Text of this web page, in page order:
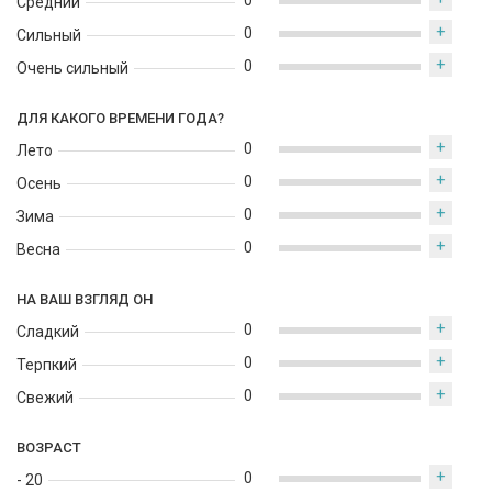
Сильный
Очень сильный
0 +
0 +
ДЛЯ КАКОГО ВРЕМЕНИ ГОДА?
Лето
Осень
Зима
Весна
0 +
0 +
0 +
0 +
НА ВАШ ВЗГЛЯД ОН
Сладкий
Терпкий
Свежий
0 +
0 +
0 +
ВОЗРАСТ
- 20 0 +